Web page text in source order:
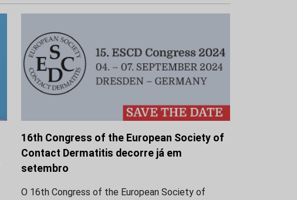
16th Congress of the European Society of
Contact Dermatitis decorre já em
setembro
O 16th Congress of the European Society of